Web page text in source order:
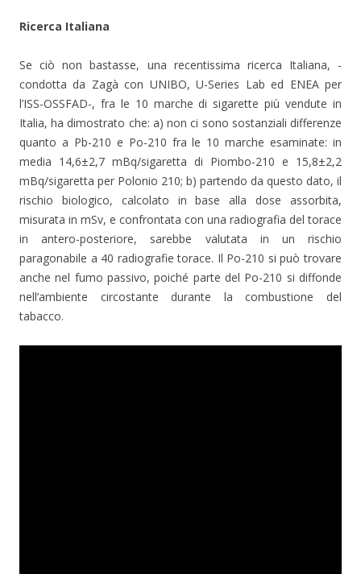
Ricerca Italiana
Se ciò non bastasse, una recentissima ricerca Italiana, -
condotta da Zagà con UNIBO, U-Series Lab ed ENEA per
l’ISS-OSSFAD-, fra le 10 marche di sigarette più vendute in
Italia, ha dimostrato che: a) non ci sono sostanziali differenze
quanto a Pb-210 e Po-210 fra le 10 marche esaminate: in
media 14,6±2,7 mBq/sigaretta di Piombo-210 e 15,8±2,2
mBq/sigaretta per Polonio 210; b) partendo da questo dato, il
rischio biologico, calcolato in base alla dose assorbita,
misurata in mSv, e confrontata con una radiografia del torace
in antero-posteriore, sarebbe valutata in un rischio
paragonabile a 40 radiografie torace. Il Po-210 si può trovare
anche nel fumo passivo, poiché parte del Po-210 si diffonde
nell’ambiente circostante durante la combustione del
tabacco.